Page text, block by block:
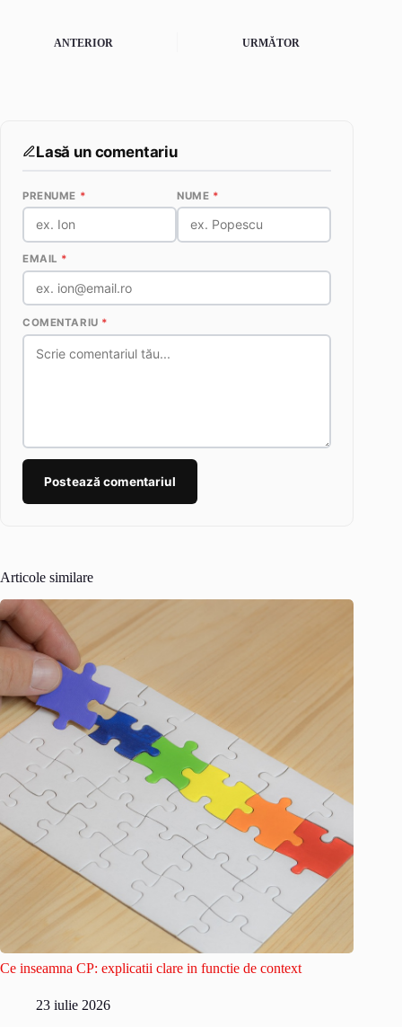
ANTERIOR URMĂTOR
Lasă un comentariu
PRENUME * NUME *
EMAIL *
COMENTARIU *
Postează comentariul
Articole similare
Ce inseamna CP: explicatii clare in functie de context
23 iulie 2026